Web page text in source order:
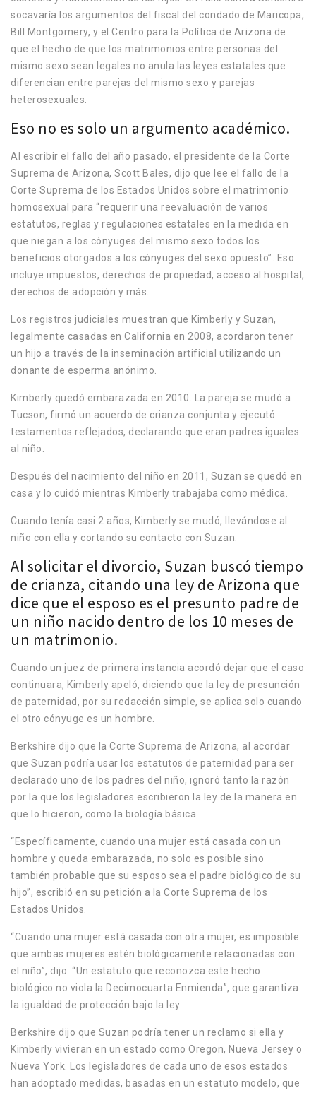
socavaría los argumentos del fiscal del condado de Maricopa,
Bill Montgomery, y el Centro para la Política de Arizona de
que el hecho de que los matrimonios entre personas del
mismo sexo sean legales no anula las leyes estatales que
diferencian entre parejas del mismo sexo y parejas
heterosexuales.
Eso no es solo un argumento académico.
Al escribir el fallo del año pasado, el presidente de la Corte
Suprema de Arizona, Scott Bales, dijo que lee el fallo de la
Corte Suprema de los Estados Unidos sobre el matrimonio
homosexual para “requerir una reevaluación de varios
estatutos, reglas y regulaciones estatales en la medida en
que niegan a los cónyuges del mismo sexo todos los
beneficios otorgados a los cónyuges del sexo opuesto”. Eso
incluye impuestos, derechos de propiedad, acceso al hospital,
derechos de adopción y más.
Los registros judiciales muestran que Kimberly y Suzan,
legalmente casadas en California en 2008, acordaron tener
un hijo a través de la inseminación artificial utilizando un
donante de esperma anónimo.
Kimberly quedó embarazada en 2010. La pareja se mudó a
Tucson, firmó un acuerdo de crianza conjunta y ejecutó
testamentos reflejados, declarando que eran padres iguales
al niño.
Después del nacimiento del niño en 2011, Suzan se quedó en
casa y lo cuidó mientras Kimberly trabajaba como médica.
Cuando tenía casi 2 años, Kimberly se mudó, llevándose al
niño con ella y cortando su contacto con Suzan.
Al solicitar el divorcio, Suzan buscó tiempo
de crianza, citando una ley de Arizona que
dice que el esposo es el presunto padre de
un niño nacido dentro de los 10 meses de
un matrimonio.
Cuando un juez de primera instancia acordó dejar que el caso
continuara, Kimberly apeló, diciendo que la ley de presunción
de paternidad, por su redacción simple, se aplica solo cuando
el otro cónyuge es un hombre.
Berkshire dijo que la Corte Suprema de Arizona, al acordar
que Suzan podría usar los estatutos de paternidad para ser
declarado uno de los padres del niño, ignoró tanto la razón
por la que los legisladores escribieron la ley de la manera en
que lo hicieron, como la biología básica.
“Específicamente, cuando una mujer está casada con un
hombre y queda embarazada, no solo es posible sino
también probable que su esposo sea el padre biológico de su
hijo”, escribió en su petición a la Corte Suprema de los
Estados Unidos.
“Cuando una mujer está casada con otra mujer, es imposible
que ambas mujeres estén biológicamente relacionadas con
el niño”, dijo. “Un estatuto que reconozca este hecho
biológico no viola la Decimocuarta Enmienda”, que garantiza
la igualdad de protección bajo la ley.
Berkshire dijo que Suzan podría tener un reclamo si ella y
Kimberly vivieran en un estado como Oregon, Nueva Jersey o
Nueva York. Los legisladores de cada uno de esos estados
han adoptado medidas, basadas en un estatuto modelo, que